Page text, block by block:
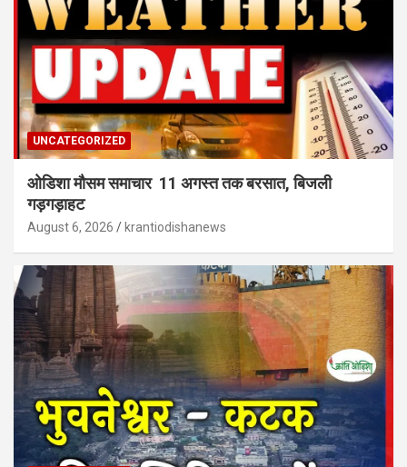
UNCATEGORIZED
ओडिशा मौसम समाचार 11 अगस्त तक बरसात, बिजली
गड़गड़ाहट
August 6, 2026 krantiodishanews